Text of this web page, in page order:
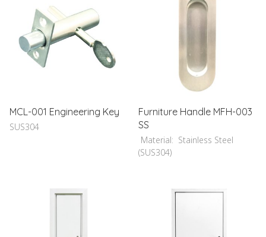
MCL-001 Engineering Key
SUS304
Furniture Handle MFH-003
SS
Material: Stainless Steel
(SUS304)